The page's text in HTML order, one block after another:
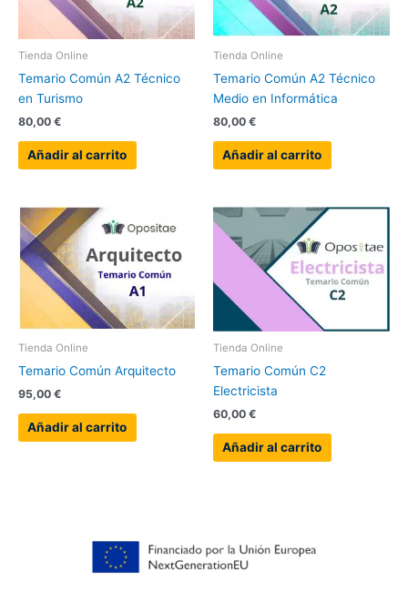
Tienda Online
Temario Común A2 Técnico
en Turismo
80,00 €
Añadir al carrito
Tienda Online
Temario Común A2 Técnico
Medio en Informática
80,00 €
Añadir al carrito
Tienda Online
Temario Común Arquitecto
95,00 €
Añadir al carrito
Tienda Online
Temario Común C2
Electricista
60,00 €
Añadir al carrito